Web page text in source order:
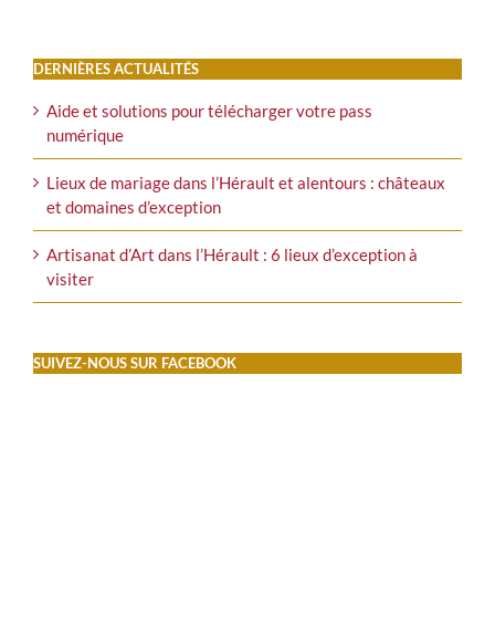
DERNIÈRES ACTUALITÉS
Aide et solutions pour télécharger votre pass
numérique
Lieux de mariage dans l’Hérault et alentours : châteaux
et domaines d’exception
Artisanat d’Art dans l’Hérault : 6 lieux d’exception à
visiter
SUIVEZ-NOUS SUR FACEBOOK